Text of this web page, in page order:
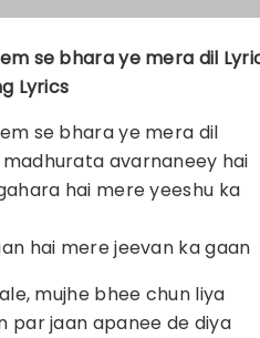
se bhara ye mera dil
Lyrics
se bhara ye mera dil
avarnaneey hai
hai mere yeeshu ka
hai mere jeevan ka gaan
mujhe bhee chun liya
par jaan apanee de diya